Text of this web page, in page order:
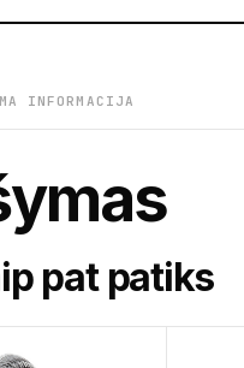
INFORMACIJA
pat patiks